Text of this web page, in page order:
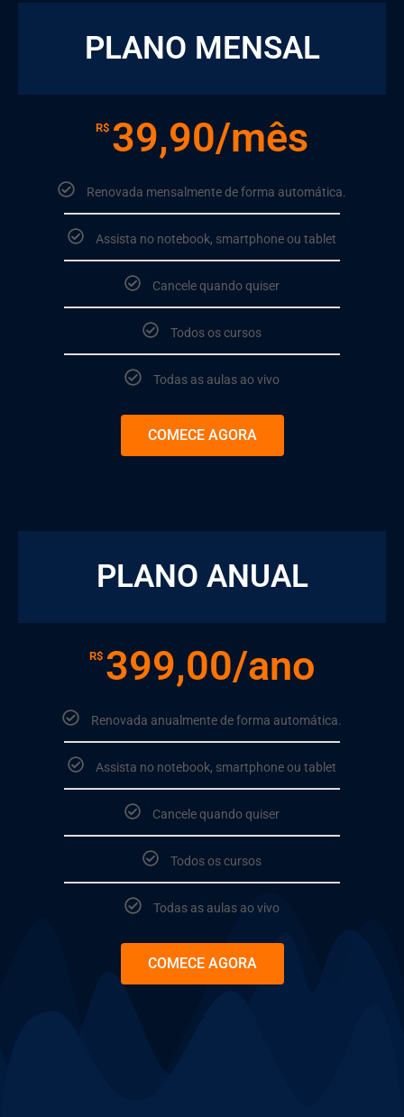
PLANO MENSAL
R$ 39,90/mês
Renovada mensalmente de forma automática.
Assista no notebook, smartphone ou tablet
Cancele quando quiser
Todos os cursos
Todas as aulas ao vivo
COMECE AGORA
PLANO ANUAL
R$ 399,00/ano
Renovada anualmente de forma automática.
Assista no notebook, smartphone ou tablet
Cancele quando quiser
Todos os cursos
Todas as aulas ao vivo
COMECE AGORA